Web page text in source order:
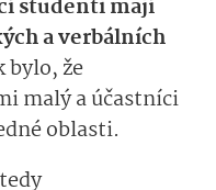
studenti mají
a verbálních
bylo, že
malý a účastníci
oblasti.